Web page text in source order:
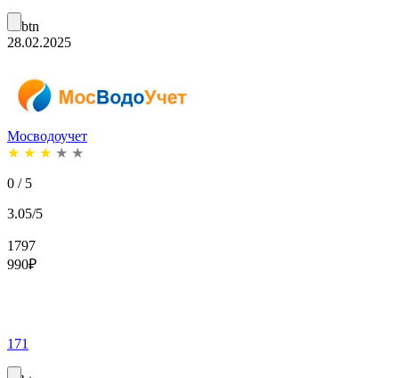
btn
28.02.2025
Мосводоучет
★ ★ ★ ★ ★
0 / 5
3.05/5
1797
990₽
171